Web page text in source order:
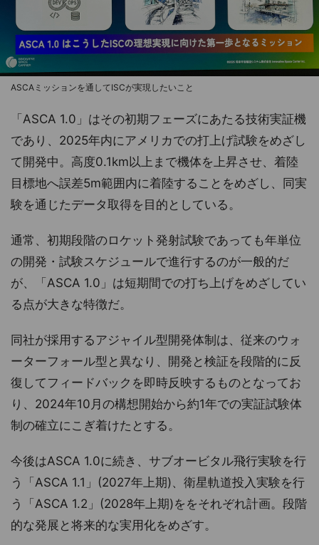
ASCAミッションを通してISCが実現したいこと
「ASCA 1.0」はその初期フェーズにあたる技術実証機
であり、2025年内にアメリカでの打上げ試験をめざし
て開発中。高度0.1km以上まで機体を上昇させ、着陸
目標地へ誤差5m範囲内に着陸することをめざし、同実
験を通じたデータ取得を目的としている。
通常、初期段階のロケット発射試験であっても年単位
の開発・試験スケジュールで進行するのが一般的だ
が、「ASCA 1.0」は短期間での打ち上げをめざしてい
る点が大きな特徴だ。
同社が採用するアジャイル型開発体制は、従来のウォ
ーターフォール型と異なり、開発と検証を段階的に反
復してフィードバックを即時反映するものとなってお
り、2024年10月の構想開始から約1年での実証試験体
制の確立にこぎ着けたとする。
今後はASCA 1.0に続き、サブオービタル飛行実験を行
う「ASCA 1.1」(2027年上期)、衛星軌道投入実験を行
う「ASCA 1.2」(2028年上期)ををそれぞれ計画。段階
的な発展と将来的な実用化をめざす。